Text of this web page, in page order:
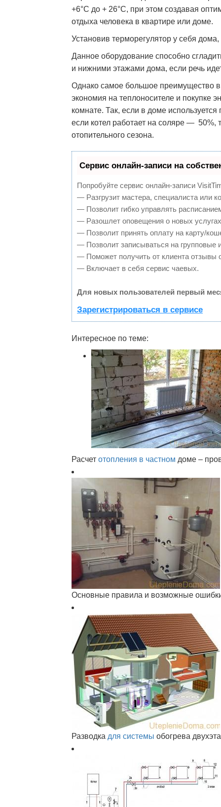
+6°C до + 26°C, при этом создавая
отдыха человека в квартире или доме.
Установив терморегулятор у себя
Данное оборудование способно
и нижними этажами дома, если речь
Однако самое большое преимущество в
экономия на теплоносителе и покупке
комнате. Так, если в доме
если котел работает на соляре — 50%,
отопительного сезона.
Сервис онлайн-записи на
Попробуйте сервис онлайн-записи
— Разгрузит мастера, специалиста или
— Позволит гибко управлять
— Разошлет оповещения о новых
— Позволит принять оплату на карту/
— Позволит записываться на групповые
— Поможет получить от клиента отзывы
— Включает в себя сервис чаевых.
Для новых пользователей первый
Зарегистрироваться в сервисе
Интересное по теме:
Расчет отопления в частном доме –
Основные правила и возможные
Разводка для системы обогрева